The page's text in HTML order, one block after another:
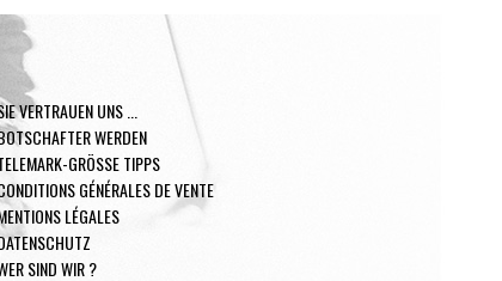
VERTRAUEN UNS ...
WERDEN
GRÖSSE TIPPS
GÉNÉRALES DE VENTE
LÉGALES
SIND WIR ?